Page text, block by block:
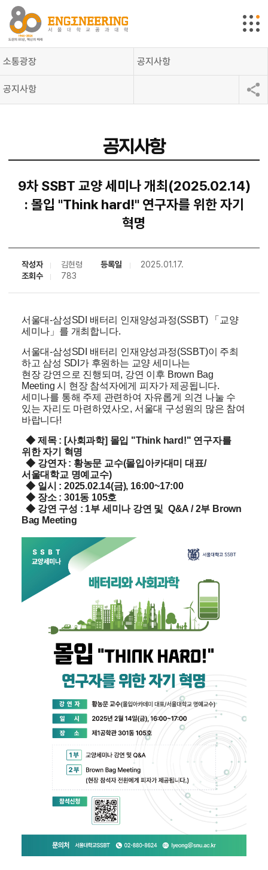
소통광장 공지사항
공지사항
공지사항
9차 SSBT 교양 세미나 개최(2025.02.14)
: 몰입 "Think hard!" 연구자를 위한 자기
혁명
작성자 김현령 등록일
2025.01.17.
조회수
783
서울대-삼성SDI 배터리 인재양성과정(SSBT) 「 교양
세미나 」를 개최합니다.
서울대-삼성SDI 배터리 인재양성과정(SSBT)이 주최
하고 삼성 SDI가 후원하는 교양 세미나는
현장 강연으로 진행되며, 강연 이후 Brown Bag
Meeting 시 현장 참석자에게 피자가 제공됩니다.
세미나를 통해 주제 관련하여 자유롭게 의견 나눌 수
있는 자리도 마련하였사오, 서울대 구성원의 많은 참여
바랍니다!
◆ 제목 : [사회과학] 몰입 "Think hard!" 연구자를
위한 자기 혁명
◆ 강연자 : 황농문 교수(몰입아카대미 대표/
서울대학교 명예교수)
◆ 일시 : 2025.02.14(금), 16:00~17:00
◆ 장소 : 301동 105호
◆ 강연 구성 : 1부 세미나 강연 및 Q&A / 2부 Brown
Bag Meeting